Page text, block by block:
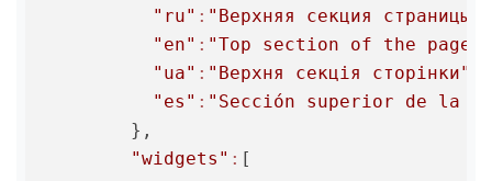
"ru" : "Верхняя секция страницы"
"en" : "Top section of the page"
"ua" : "Верхня секція сторінки"
"es" : "Sección superior de la
        },
"widgets" : [